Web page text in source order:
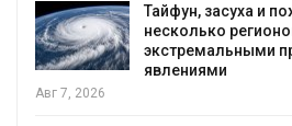
Тайфун, засуха и
несколько
экстремальными
явлениями
Авг 7, 2026